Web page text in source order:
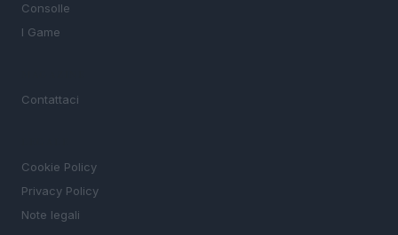
Consolle
I Game
Contattaci
Cookie Policy
Privacy Policy
Note legali